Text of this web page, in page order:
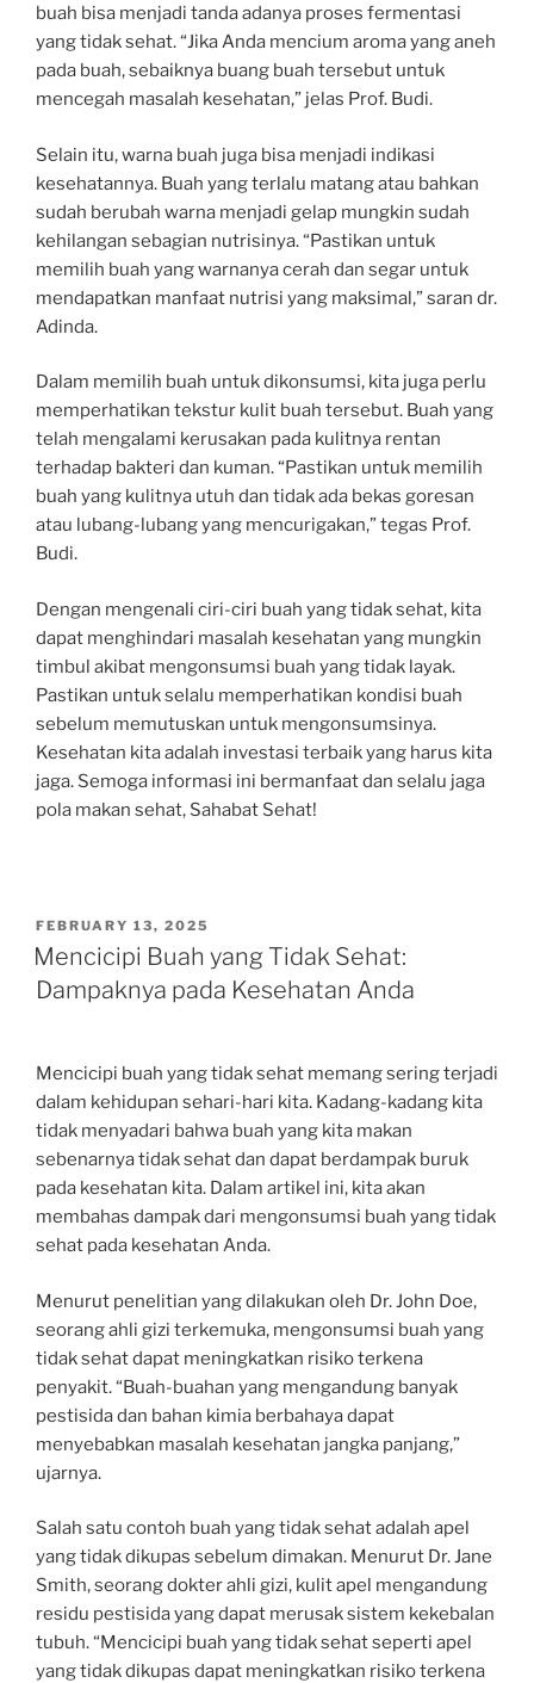
buah bisa menjadi tanda adanya proses fermentasi
yang tidak sehat. “Jika Anda mencium aroma yang aneh
pada buah, sebaiknya buang buah tersebut untuk
mencegah masalah kesehatan,” jelas Prof. Budi.
Selain itu, warna buah juga bisa menjadi indikasi
kesehatannya. Buah yang terlalu matang atau bahkan
sudah berubah warna menjadi gelap mungkin sudah
kehilangan sebagian nutrisinya. “Pastikan untuk
memilih buah yang warnanya cerah dan segar untuk
mendapatkan manfaat nutrisi yang maksimal,” saran dr.
Adinda.
Dalam memilih buah untuk dikonsumsi, kita juga perlu
memperhatikan tekstur kulit buah tersebut. Buah yang
telah mengalami kerusakan pada kulitnya rentan
terhadap bakteri dan kuman. “Pastikan untuk memilih
buah yang kulitnya utuh dan tidak ada bekas goresan
atau lubang-lubang yang mencurigakan,” tegas Prof.
Budi.
Dengan mengenali ciri-ciri buah yang tidak sehat, kita
dapat menghindari masalah kesehatan yang mungkin
timbul akibat mengonsumsi buah yang tidak layak.
Pastikan untuk selalu memperhatikan kondisi buah
sebelum memutuskan untuk mengonsumsinya.
Kesehatan kita adalah investasi terbaik yang harus kita
jaga. Semoga informasi ini bermanfaat dan selalu jaga
pola makan sehat, Sahabat Sehat!
POSTED
ON
FEBRUARY 13, 2025
Mencicipi Buah yang Tidak Sehat:
Dampaknya pada Kesehatan Anda
Mencicipi buah yang tidak sehat memang sering terjadi
dalam kehidupan sehari-hari kita. Kadang-kadang kita
tidak menyadari bahwa buah yang kita makan
sebenarnya tidak sehat dan dapat berdampak buruk
pada kesehatan kita. Dalam artikel ini, kita akan
membahas dampak dari mengonsumsi buah yang tidak
sehat pada kesehatan Anda.
Menurut penelitian yang dilakukan oleh Dr. John Doe,
seorang ahli gizi terkemuka, mengonsumsi buah yang
tidak sehat dapat meningkatkan risiko terkena
penyakit. “Buah-buahan yang mengandung banyak
pestisida dan bahan kimia berbahaya dapat
menyebabkan masalah kesehatan jangka panjang,”
ujarnya.
Salah satu contoh buah yang tidak sehat adalah apel
yang tidak dikupas sebelum dimakan. Menurut Dr. Jane
Smith, seorang dokter ahli gizi, kulit apel mengandung
residu pestisida yang dapat merusak sistem kekebalan
tubuh. “Mencicipi buah yang tidak sehat seperti apel
yang tidak dikupas dapat meningkatkan risiko terkena